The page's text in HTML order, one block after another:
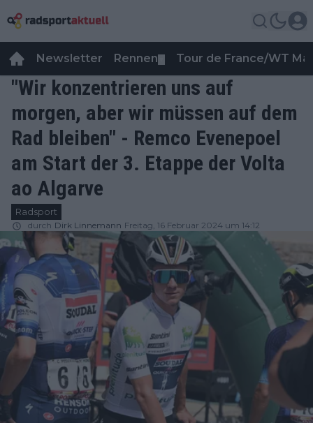
Newsletter Rennen Tour de France/WT
"Wir konzentrieren uns auf
morgen, aber wir müssen auf dem
Rad bleiben" - Remco Evenepoel
am Start der 3. Etappe der Volta
ao Algarve
Radsport
durch Dirk Linnemann Freitag, 16 Februar 2024 um 14:12